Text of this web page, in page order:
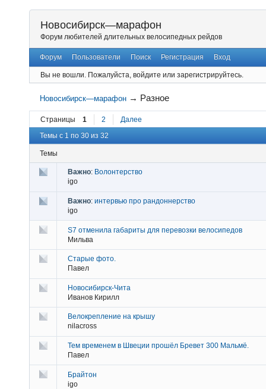
Новосибирск—марафон
Форум любителей длительных велосипедных рейдов
Форум Пользователи Поиск Регистрация Вход
Вы не вошли. Пожалуйста, войдите или зарегистрируйтесь.
Новосибирск—марафон → Разное
Страницы 1 2
Далее
Темы с 1 по 30 из 32
Темы
Важно: Волонтерство
igo
Важно: интервью про рандоннерство
igo
S7 отменила габариты для перевозки велосипедов
Мильва
Старые фото.
Павел
Новосибирск-Чита
Иванов Кирилл
Велокрепление на крышу
nilacross
Тем временем в Швеции прошёл Бревет 300 Мальмё.
Павел
Брайтон
igo